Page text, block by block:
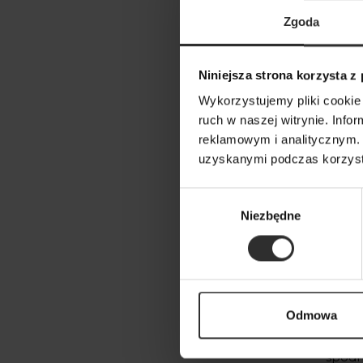
Zgoda
Niniejsza strona korzysta z
Wykorzystujemy pliki
ruch w naszej witrynie.
reklamowym i
uzyskanymi podczas
Niezbędne
Odmowa
W